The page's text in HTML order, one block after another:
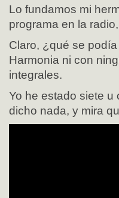
Lo fundamos mi
programa en la
Claro, ¿qué se
Harmonia ni con
integrales.
Yo he estado siete
dicho nada, y mira